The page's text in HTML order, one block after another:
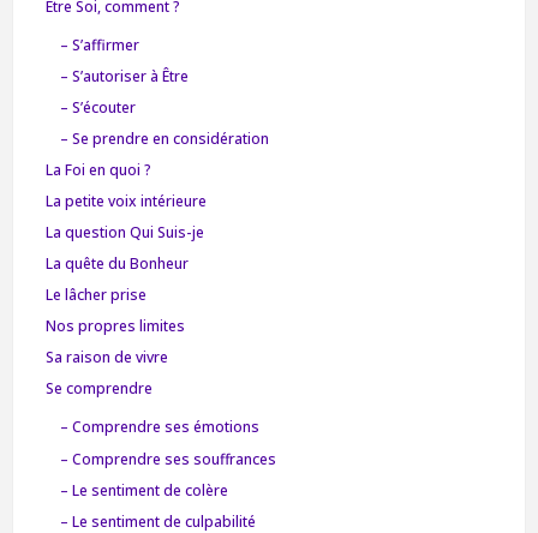
Être Soi, comment ?
– S’affirmer
– S’autoriser à Être
– S’écouter
– Se prendre en considération
La Foi en quoi ?
La petite voix intérieure
La question Qui Suis-je
La quête du Bonheur
Le lâcher prise
Nos propres limites
Sa raison de vivre
Se comprendre
– Comprendre ses émotions
– Comprendre ses souffrances
– Le sentiment de colère
– Le sentiment de culpabilité